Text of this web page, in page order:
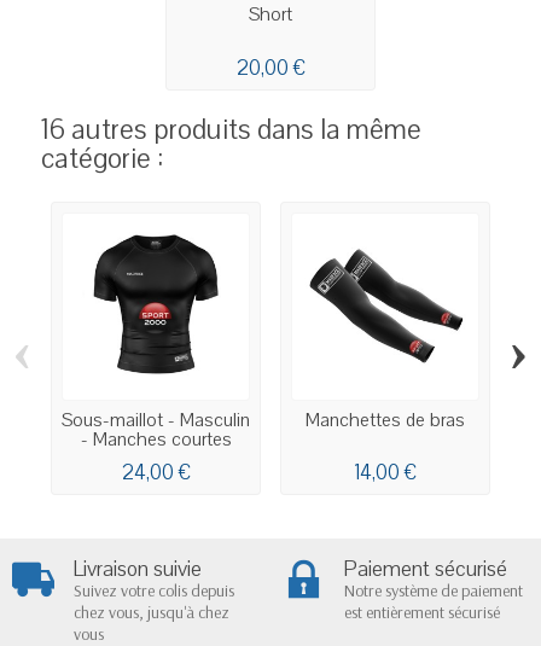
Short
20,00 €
16 autres produits dans la même
catégorie :
Sous-maillot - Masculin
- Manches courtes
24,00 €
Manchettes de bras
14,00 €
‹ ›
Livraison suivie
Suivez votre colis depuis
chez vous, jusqu'à chez
vous
Paiement sécurisé
Notre système de paiement
est entièrement sécurisé